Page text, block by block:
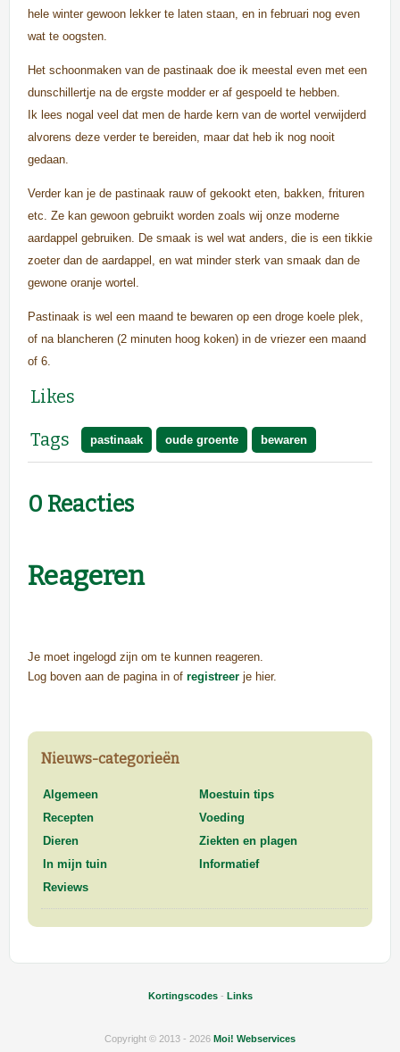
hele winter gewoon lekker te laten staan, en in februari nog even
wat te oogsten.
Het schoonmaken van de pastinaak doe ik meestal even met een
dunschillertje na de ergste modder er af gespoeld te hebben.
Ik lees nogal veel dat men de harde kern van de wortel verwijderd
alvorens deze verder te bereiden, maar dat heb ik nog nooit
gedaan.
Verder kan je de pastinaak rauw of gekookt eten, bakken, frituren
etc. Ze kan gewoon gebruikt worden zoals wij onze moderne
aardappel gebruiken. De smaak is wel wat anders, die is een tikkie
zoeter dan de aardappel, en wat minder sterk van smaak dan de
gewone oranje wortel.
Pastinaak is wel een maand te bewaren op een droge koele plek,
of na blancheren (2 minuten hoog koken) in de vriezer een maand
of 6.
Likes
Tags
pastinaak oude groente bewaren
0 Reacties
Reageren
Je moet ingelogd zijn om te kunnen reageren.
Log boven aan de pagina in of registreer je hier.
Nieuws-categorieën
Algemeen
Moestuin tips
Recepten
Voeding
Dieren
Ziekten en plagen
In mijn tuin
Informatief
Reviews
Kortingscodes- Links
Copyright © 2013 - 2026 Moi! Webservices